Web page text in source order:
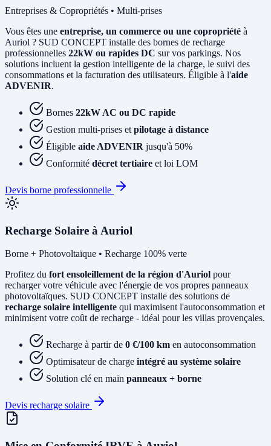
Entreprises & Copropriétés • Multi-prises
Vous êtes une entreprise, un commerce ou une copropriété à
Auriol ? SUD CONCEPT installe des bornes de recharge
professionnelles 22kW ou rapides DC sur vos parkings. Nos
solutions incluent la gestion intelligente de la charge, le suivi des
consommations et la facturation des utilisateurs. Éligible à l'aide
ADVENIR.
Bornes 22kW AC ou DC rapide
Gestion multi-prises et pilotage à distance
Éligible aide ADVENIR jusqu'à 50%
Conformité décret tertiaire et loi LOM
Devis borne professionnelle
Recharge Solaire à Auriol
Borne + Photovoltaïque • Recharge 100% verte
Profitez du fort ensoleillement de la région d'Auriol pour
recharger votre véhicule avec l'énergie de vos propres panneaux
photovoltaïques. SUD CONCEPT installe des solutions de
recharge solaire intelligente qui maximisent l'autoconsommation et
minimisent votre coût de recharge - idéal pour les villas provençales.
Recharge à partir de 0 €/100 km en autoconsommation
Optimisateur de charge intégré au système solaire
Solution clé en main panneaux + borne
Devis recharge solaire